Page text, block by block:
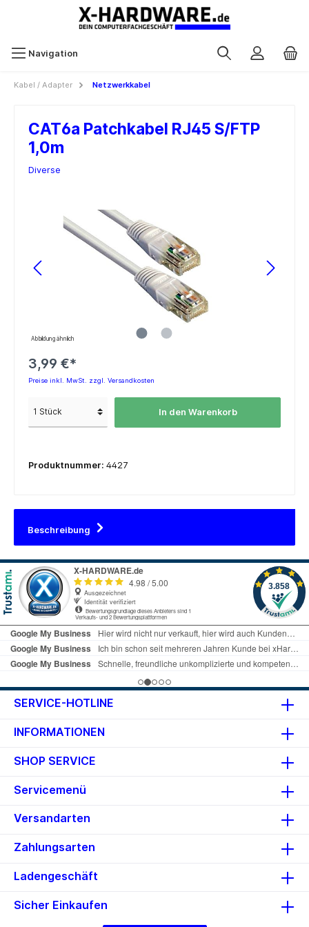
Navigation
Kabel / Adapter Netzwerkkabel
CAT6a Patchkabel RJ45 S/FTP
1,0m
Diverse
Abbildung ähnlich
3,99 €*
Preise inkl. MwSt. zzgl. Versandkosten
In den Warenkorb
Produktnummer: 4427
Beschreibung
SERVICE-HOTLINE
INFORMATIONEN
SHOP SERVICE
Servicemenü
Versandarten
Zahlungsarten
Ladengeschäft
Sicher Einkaufen